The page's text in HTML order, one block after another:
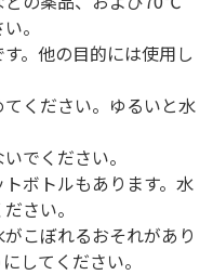
。
。他の目的には使用し
ください。ゆるいと水
でください。
ボトルもあります。水
さい。
こぼれるおそれがあり
してください。